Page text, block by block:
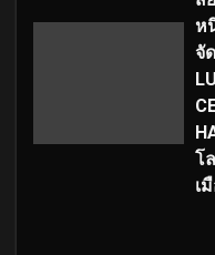
ห
จั
โ
เ